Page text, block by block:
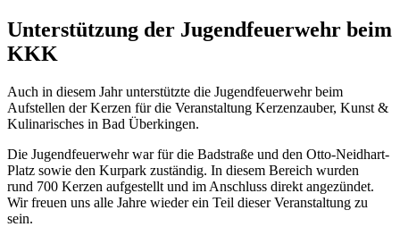
Unterstützung der Jugendfeuerwehr beim
KKK
Auch in diesem Jahr unterstützte die Jugendfeuerwehr beim
Aufstellen der Kerzen für die Veranstaltung Kerzenzauber, Kunst &
Kulinarisches in Bad Überkingen.
Die Jugendfeuerwehr war für die Badstraße und den Otto-Neidhart-
Platz sowie den Kurpark zuständig. In diesem Bereich wurden
rund 700 Kerzen aufgestellt und im Anschluss direkt angezündet.
Wir freuen uns alle Jahre wieder ein Teil dieser Veranstaltung zu
sein.